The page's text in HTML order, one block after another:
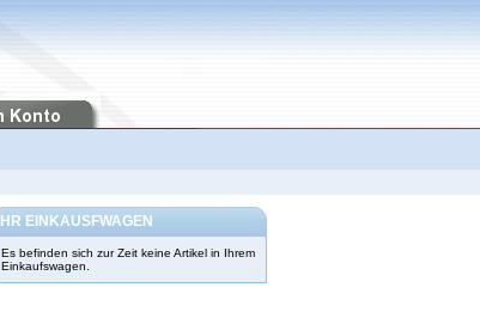
IHR EINKAUSFWAGEN
Es befinden sich zur Zeit keine Artikel in Ihrem
Einkaufswagen.